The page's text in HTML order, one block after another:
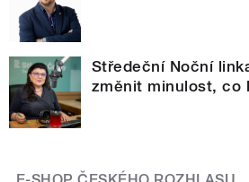
Středeční Noční
změnit minulost, co